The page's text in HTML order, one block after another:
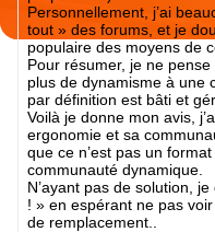
Personnellement, j’ai
tout » des forums, et je
populaire des moyens de
Pour résumer, je ne
plus de dynamisme à une
par définition est bâti et
Voilà je donne mon avis,
ergonomie et sa
que ce n’est pas un
communauté dynamique.
N’ayant pas de solution,
! » en espérant ne pas
de remplacement..